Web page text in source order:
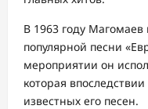
В 1963 году Магомаев
популярной песни
мероприятии он
которая
известных его песен.